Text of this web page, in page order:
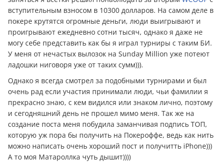
вступительным взносом в 10300 долларов. На самом деле в
покере крутятся огромные дeньги, люди выигрывают и
проигрывают ежедневно сотни тысяч, однако я даже не
могу себе представить как бы я играл турниры с таким БИ.
У меня от нечастых вылозок на Sunday Million уже потеют
ладошки ниговоря уже от таких сумм))).
Однако я всегда смотрел за подобными турнирами и был
очень рад если участия принимали люди, чьи фамилии я
прекрасно знаю, с кем видился или знаком лично, поэтому
и сегодняшний день не прошел мимо меня. Так же на
создание поста меня побудила заманчивая подпись ТОП,
которую уж пора бы получить на Покероффе, ведь как нить
можно написать очень хороший пост и получитть iPhone)))
А то моя Матароллка чуть дышит))))